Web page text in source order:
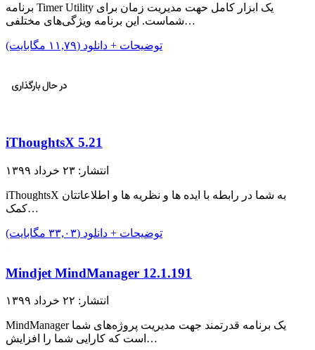
برنامه Timer Utility یک ابزار کامل حهت مدیریت زمان برای
شماست. این برنامه ویژگی‌های مختلفی…
توضیحات + دانلود (۱۱,۷۹ مگابایت)
iThoughtsX 5.21
انتشار: ۲۳ خرداد ۱۳۹۹
iThoughtsX به شما در رابطه با ایده ها و نظریه ها و اطلاعاتتان
کمک…
توضیحات + دانلود (۳۳,۰۳ مگابایت)
Mindjet MindManager 12.1.191
انتشار: ۲۲ خرداد ۱۳۹۹
MindManager یک برنامه قدرتمند جهت مدیریت پروژه‌های شما
است که کارایی شما را افزایش…